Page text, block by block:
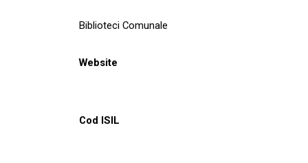
NOUTĂȚI
Biblioteci Comunale
Website
Cod ISIL